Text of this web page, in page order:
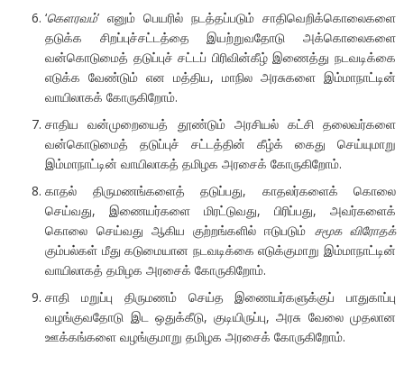
‘கௌரவம்’ எனும் பெயரில் நடத்தப்படும் சாதிவெறிக்கொலைகளை
தடுக்க சிறப்புச்சட்டத்தை இயற்றுவதோடு அக்கொலைகளை
வன்கொடுமைத் தடுப்புச் சட்டப் பிரிவின்கீழ் இணைத்து நடவடிக்கை
எடுக்க வேண்டும் என மத்திய, மாநில அரசுகளை இம்மாநாட்டின்
வாயிலாகக் கோருகிறோம்.
சாதிய வன்முறையைத் தூண்டும் அரசியல் கட்சி தலைவர்களை
வன்கொடுமைத் தடுப்புச் சட்டத்தின் கீழ்க் கைது செய்யுமாறு
இம்மாநாட்டின் வாயிலாகத் தமிழக அரசைக் கோருகிறோம்.
காதல் திருமணங்களைத் தடுப்பது, காதலர்களைக் கொலை
செய்வது, இணையர்களை மிரட்டுவது, பிரிப்பது, அவர்களைக்
கொலை செய்வது ஆகிய குற்றங்களில் ஈடுபடும் சமூக விரோதக்
கும்பல்கள் மீது கடுமையான நடவடிக்கை எடுக்குமாறு இம்மாநாட்டின்
வாயிலாகத் தமிழக அரசைக் கோருகிறோம்.
சாதி மறுப்பு திருமணம் செய்த இணையர்களுக்குப் பாதுகாப்பு
வழங்குவதோடு இட ஒதுக்கீடு, குடியிருப்பு, அரசு வேலை முதலான
ஊக்கங்களை வழங்குமாறு தமிழக அரசைக் கோருகிறோம்.